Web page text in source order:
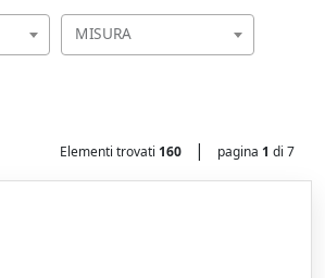
MISURA
Elementi trovati 160 | pagina 1 di 7